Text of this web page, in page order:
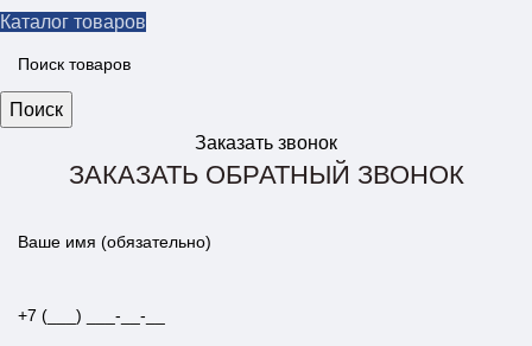
Каталог товаров
Поиск
Заказать звонок
ЗАКАЗАТЬ ОБРАТНЫЙ ЗВОНОК